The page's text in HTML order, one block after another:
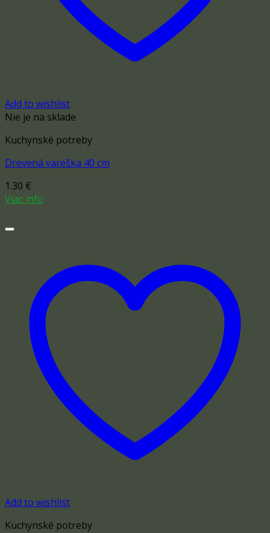
Add to wishlist
Nie je na sklade
Kuchynské potreby
Drevená vareška 40 cm
1.30 €
Viac info
Add to wishlist
Kuchynské potreby